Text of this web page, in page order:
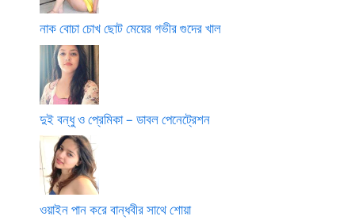
নাক বোচা চোখ ছোট মেয়ের গভীর গুদের খাল
দুই বন্ধু ও প্রেমিকা – ডাবল পেনেট্রেশন
ওয়াইন পান করে বান্ধবীর সাথে শোয়া